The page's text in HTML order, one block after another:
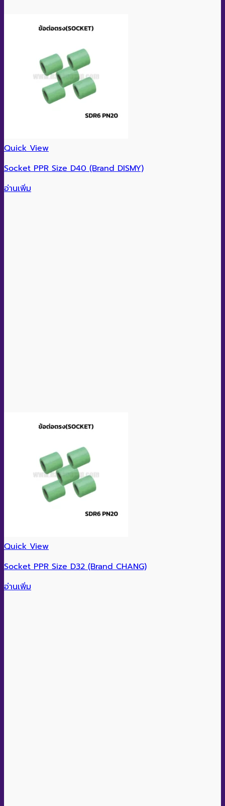
Quick View
Socket PPR Size D40 (Brand DISMY)
อ่านเพิ่ม
Quick View
Socket PPR Size D32 (Brand CHANG)
อ่านเพิ่ม